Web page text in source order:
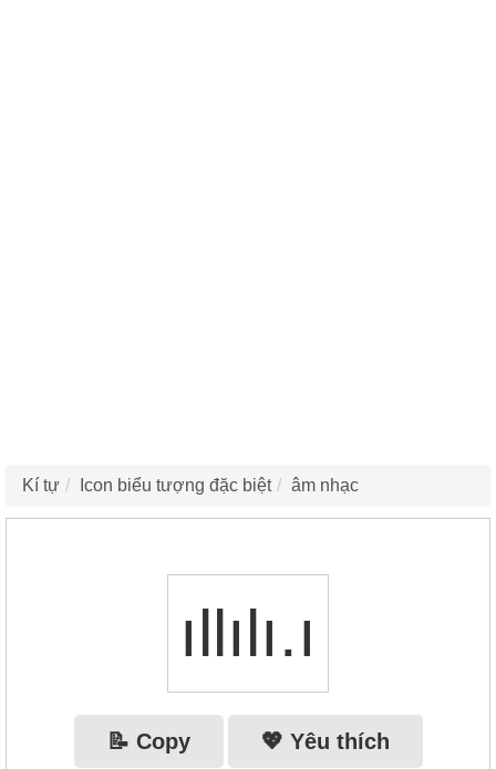
Kí tự Icon biểu tượng đặc biệt âm nhạc
ıllılı.ı
📝 Copy 💖 Yêu thích